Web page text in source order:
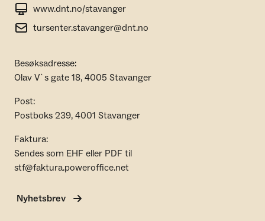
www.dnt.no/stavanger
tursenter.stavanger@dnt.no
Besøksadresse:
Olav V`s gate 18, 4005 Stavanger
Post:
Postboks 239, 4001 Stavanger
Faktura:
Sendes som EHF eller PDF til
stf@faktura.poweroffice.net
Nyhetsbrev